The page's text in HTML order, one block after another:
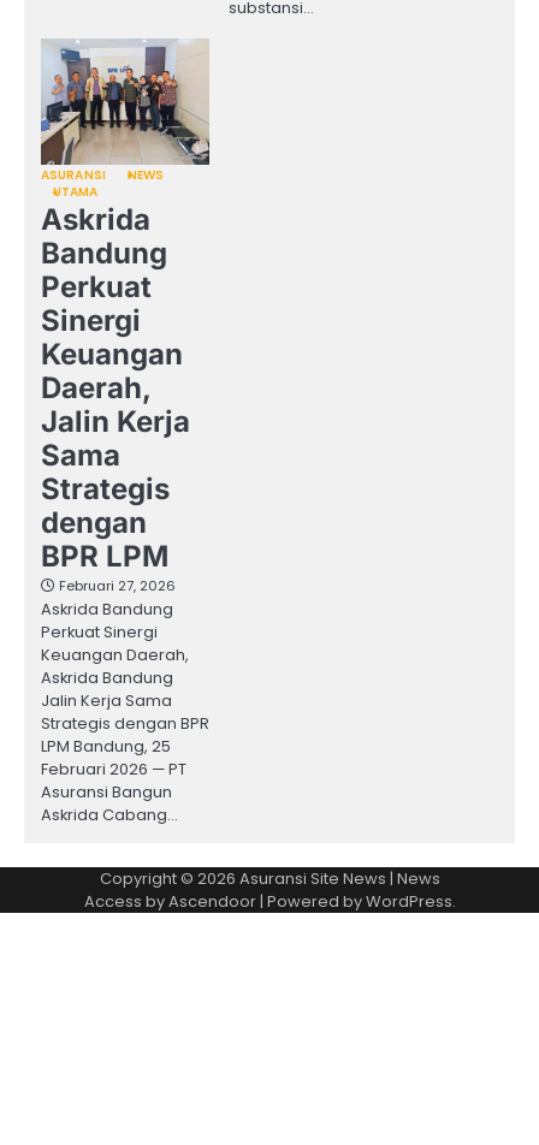
substansi…
ASURANSI
NEWS
UTAMA
Askrida
Bandung
Perkuat
Sinergi
Keuangan
Daerah,
Jalin Kerja
Sama
Strategis
dengan
BPR LPM
Februari 27, 2026
Askrida Bandung
Perkuat Sinergi
Keuangan Daerah,
Askrida Bandung
Jalin Kerja Sama
Strategis dengan BPR
LPM Bandung, 25
Februari 2026 — PT
Asuransi Bangun
Askrida Cabang…
Copyright © 2026 Asuransi Site News | News
Access byAscendoor| Powered byWordPress.